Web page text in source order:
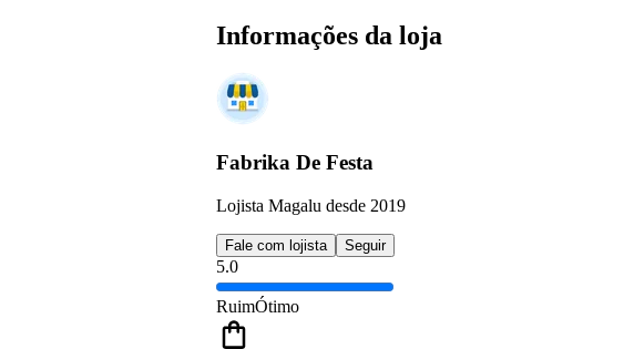
Informações da loja
Fabrika De Festa
Lojista Magalu desde 2019
Fale com lojista Seguir
5.0
RuimÓtimo